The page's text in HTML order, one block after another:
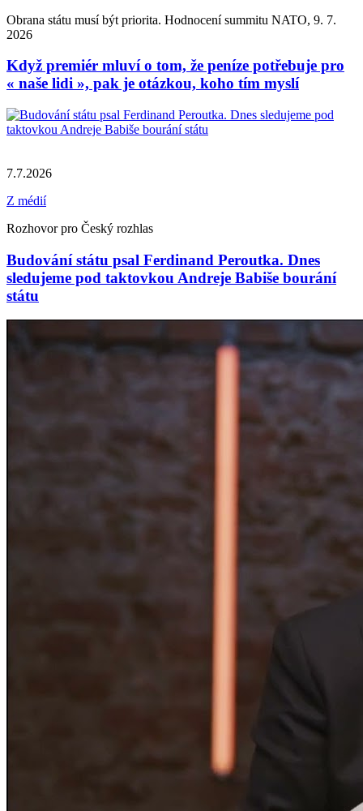
Obrana státu musí být priorita. Hodnocení summitu NATO, 9. 7.
2026
Když premiér mluví o tom, že peníze potřebuje pro
« naše lidi », pak je otázkou, koho tím myslí
7.7.2026
Z médií
Rozhovor pro Český rozhlas
Budování státu psal Ferdinand Peroutka. Dnes
sledujeme pod taktovkou Andreje Babiše bourání
státu